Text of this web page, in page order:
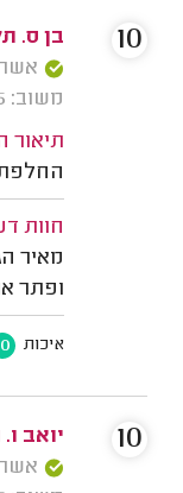
בן ס.
אשרור:
משוב: 25/05/2025
תיאור
החלפת
חוות
מאיר
ופתר
איכות
10
יואב
אשרור:
10